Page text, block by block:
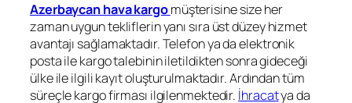
Azerbaycan hava kargomüşterisine size her
zaman uygun tekliflerin yanı sıra üst düzey hizmet
avantajı sağlamaktadır. Telefon ya da elektronik
posta ile kargo talebinin iletildikten sonra gideceği
ülke ile ilgili kayıt oluşturulmaktadır. Ardından tüm
süreçle kargo firması ilgilenmektedir. İhracatya da